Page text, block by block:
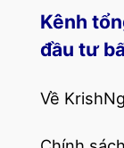
Kênh
đầu tư
Về